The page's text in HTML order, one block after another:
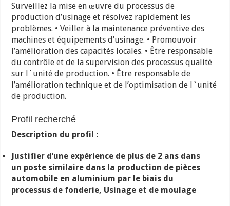
Surveillez la mise en œuvre du processus de
production d’usinage et résolvez rapidement les
problèmes. • Veiller à la maintenance préventive des
machines et équipements d’usinage. • Promouvoir
l’amélioration des capacités locales. • Être responsable
du contrôle et de la supervision des processus qualité
sur l`unité de production. • Être responsable de
l’amélioration technique et de l’optimisation de l`unité
de production.
Profil recherché
Description du profil :
Justifier d’une expérience de plus de 2 ans dans
un poste similaire dans la production de pièces
automobile en aluminium par le biais du
processus de fonderie, Usinage et de moulage